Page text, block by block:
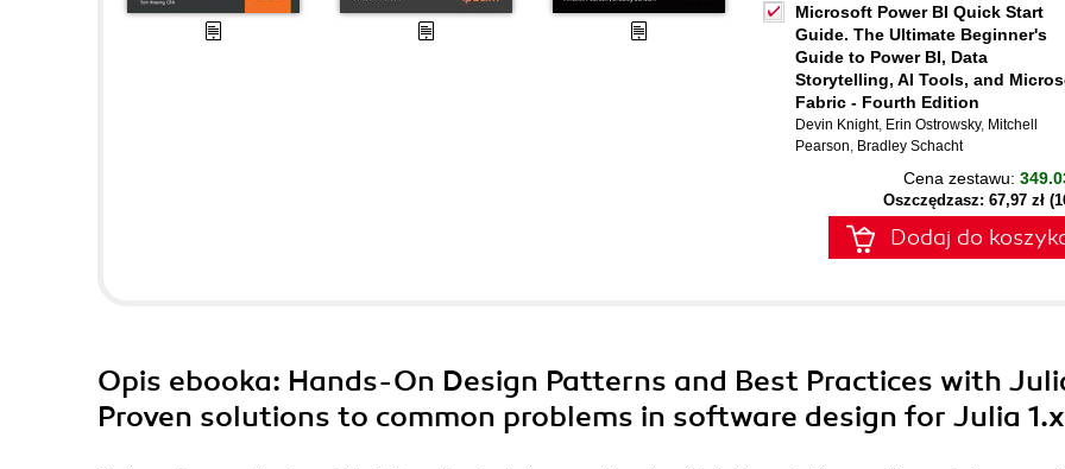
Microsoft Power BI Quick Start
Guide. The Ultimate Beginner's
Guide to Power BI, Data
Storytelling, AI Tools, and
Fabric - Fourth Edition
Devin Knight, Erin Ostrowsky, Mitchell
Pearson, Bradley Schacht
Cena zestawu:
Oszczędzasz: 67,97 zł
Dodaj do
Opis ebooka: Hands-On Design Patterns and Best Practices with
Proven solutions to common problems in software design for Julia 1.x